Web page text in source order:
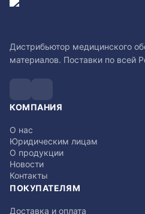
Дистрибьютор медицинского
материалов. Поставки по всей
КОМПАНИЯ
О нас
Юридическим лицам
О продукции
Новости
Контакты
ПОКУПАТЕЛЯМ
Доставка и оплата